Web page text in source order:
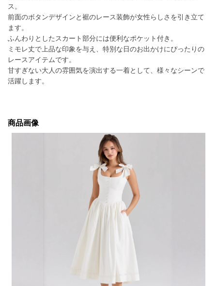
ス。
前面のボタンデザインと裾のレース装飾が女性らしさを引き立て
ます。
ふんわりとしたスカート部分には便利なポケット付き。
ミモレ丈で上品な印象を与え、特別な日のお出かけにぴったりの
レースアイテムです。
甘すぎない大人の雰囲気を演出する一着として、様々なシーンで
活躍します。
商品画像